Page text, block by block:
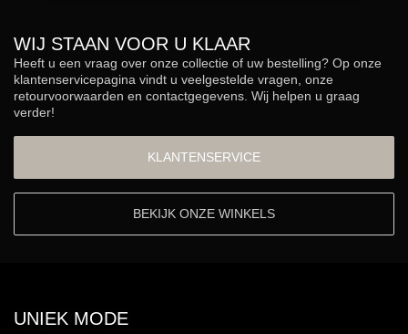
WIJ STAAN VOOR U KLAAR
Heeft u een vraag over onze collectie of uw bestelling? Op onze
klantenservicepagina vindt u veelgestelde vragen, onze
retourvoorwaarden en contactgegevens. Wij helpen u graag
verder!
KLANTENSERVICE
BEKIJK ONZE WINKELS
UNIEK MODE